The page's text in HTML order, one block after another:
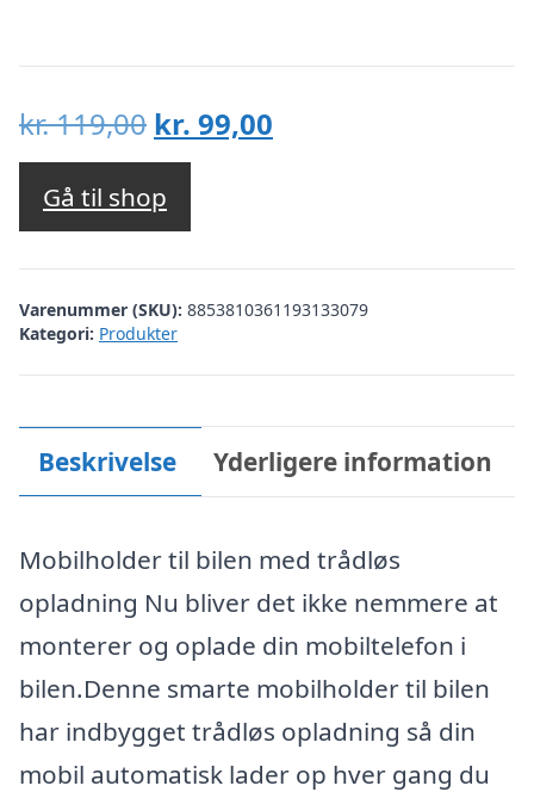
kr.119,00 Den
oprindelige
pris
var:
kr. 119,00.
kr. 99,00
kr. 99,00.
Gå til shop
Varenummer (SKU): 8853810361193133079
Kategori: Produkter
Beskrivelse Yderligere information
Mobilholder til bilen med trådløs
opladning Nu bliver det ikke nemmere at
monterer og oplade din mobiltelefon i
bilen.Denne smarte mobilholder til bilen
har indbygget trådløs opladning så din
mobil automatisk lader op hver gang du